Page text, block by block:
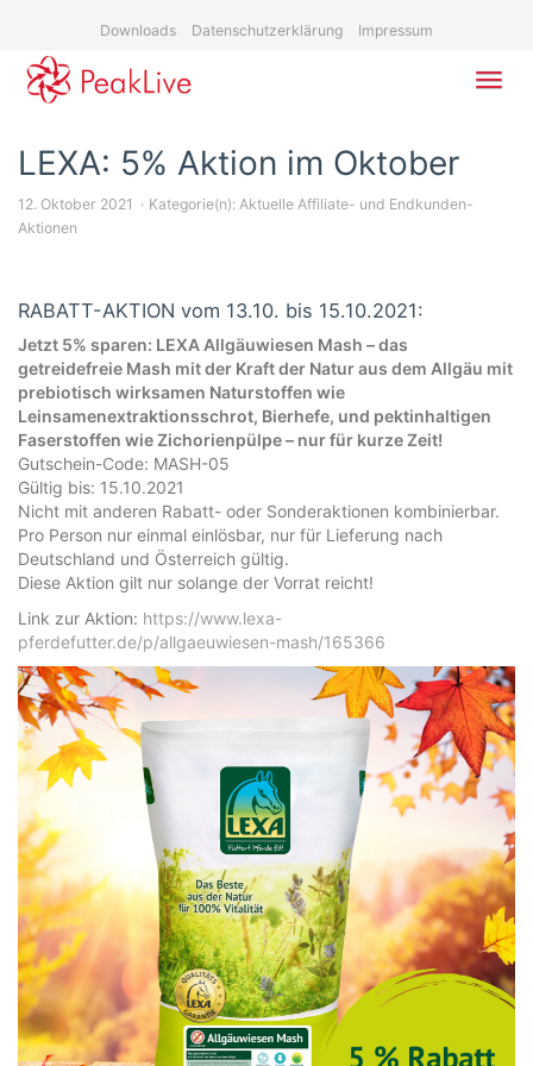
content
Downloads Datenschutzerklärung Impressum
LEXA: 5% Aktion im Oktober
12. Oktober 2021 Kategorie(n): Aktuelle Affiliate- und Endkunden-
Aktionen
RABATT-AKTION vom 13.10. bis 15.10.2021:
Jetzt 5% sparen: LEXA Allgäuwiesen Mash – das
getreidefreie Mash mit der Kraft der Natur aus dem Allgäu mit
prebiotisch wirksamen Naturstoffen wie
Leinsamenextraktionsschrot, Bierhefe, und pektinhaltigen
Faserstoffen wie Zichorienpülpe – nur für kurze Zeit!
Gutschein-Code: MASH-05
Gültig bis: 15.10.2021
Nicht mit anderen Rabatt- oder Sonderaktionen kombinierbar.
Pro Person nur einmal einlösbar, nur für Lieferung nach
Deutschland und Österreich gültig.
Diese Aktion gilt nur solange der Vorrat reicht!
Link zur Aktion: https://www.lexa-
pferdefutter.de/p/allgaeuwiesen-mash/165366